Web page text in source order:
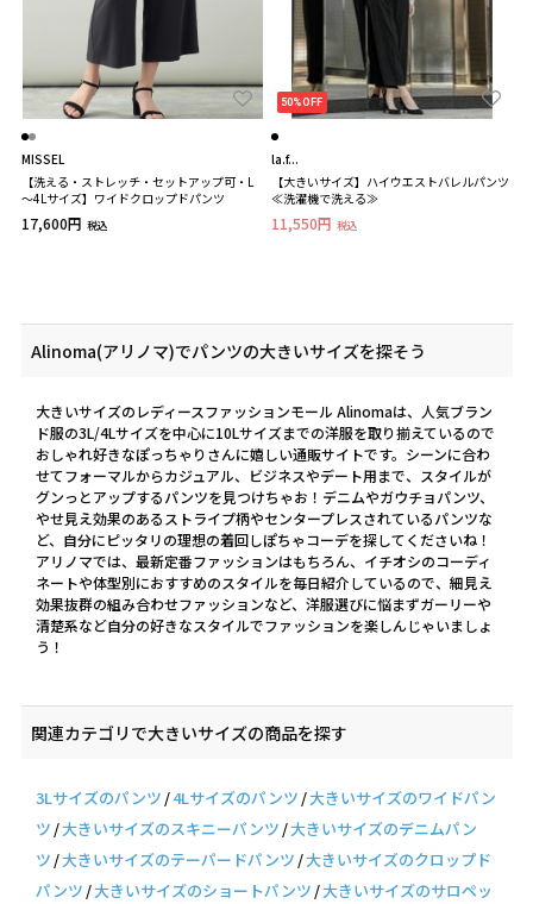
MISSEL
【洗える・ストレッチ・セットアップ可・L
～4Lサイズ】ワイドクロップドパンツ
17,600円 税込
50%OFF
la.f...
【大きいサイズ】ハイウエストバレルパンツ
≪洗濯機で洗える≫
11,550円 税込
Alinoma(アリノマ)でパンツの大きいサイズを探そう
大きいサイズのレディースファッションモール Alinomaは、人気ブラン
ド服の3L/4Lサイズを中心に10Lサイズまでの洋服を取り揃えているので
おしゃれ好きなぽっちゃりさんに嬉しい通販サイトです。シーンに合わ
せてフォーマルからカジュアル、ビジネスやデート用まで、スタイルが
グンっとアップするパンツを見つけちゃお！デニムやガウチョパンツ、
やせ見え効果のあるストライプ柄やセンタープレスされているパンツな
ど、自分にピッタリの理想の着回しぽちゃコーデを探してくださいね！
アリノマでは、最新定番ファッションはもちろん、イチオシのコーディ
ネートや体型別におすすめのスタイルを毎日紹介しているので、細見え
効果抜群の組み合わせファッションなど、洋服選びに悩まずガーリーや
清楚系など自分の好きなスタイルでファッションを楽しんじゃいましょ
う！
関連カテゴリで大きいサイズの商品を探す
3Lサイズのパンツ 4Lサイズのパンツ 大きいサイズのワイドパン
ツ 大きいサイズのスキニーパンツ 大きいサイズのデニムパン
ツ 大きいサイズのテーパードパンツ 大きいサイズのクロップド
パンツ 大きいサイズのショートパンツ 大きいサイズのサロペッ